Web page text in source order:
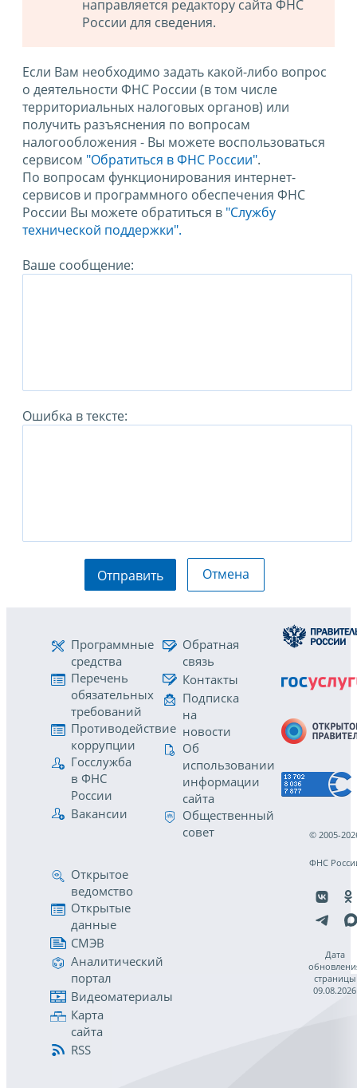
направляется редактору сайта ФНС
России для сведения.
Если Вам необходимо задать какой-либо вопрос
о деятельности ФНС России (в том числе
территориальных налоговых органов) или
получить разъяснения по вопросам
налогообложения - Вы можете воспользоваться
сервисом "Обратиться в ФНС России".
По вопросам функционирования интернет-
сервисов и программного обеспечения ФНС
России Вы можете обратиться в "Службу
технической поддержки".
Ваше сообщение:
Ошибка в тексте:
Отправить Отмена
Программные
средства
Перечень
обязательных
требований
Противодействие
коррупции
Госслужба
в ФНС
России
Вакансии
Обратная
связь
Контакты
Подписка
на
новости
Об
использовании
информации
сайта
Общественный
совет
Открытое
ведомство
Открытые
данные
СМЭВ
Аналитический
портал
Видеоматериалы
Карта
сайта
RSS
© 2005-
ФНС
Дата
страницы
09.08.2026